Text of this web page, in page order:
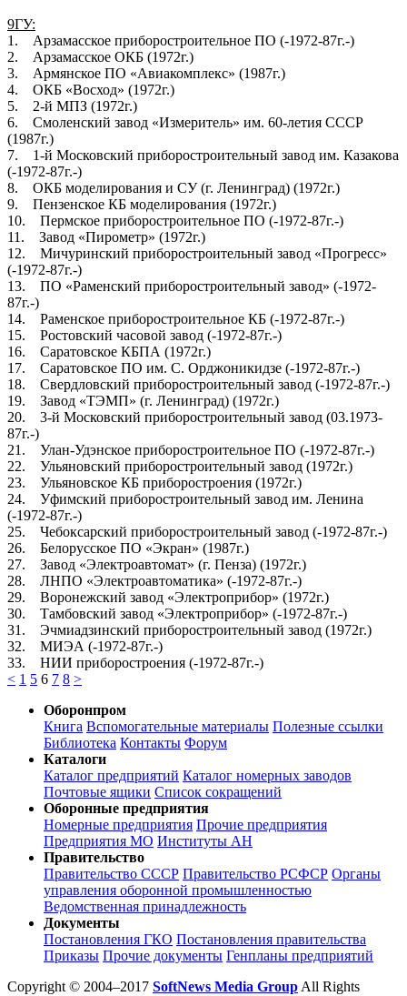
9ГУ:
1. Арзамасское приборостроительное ПО (-1972-87г.-)
2. Арзамасское ОКБ (1972г.)
3. Армянское ПО «Авиакомплекс» (1987г.)
4. ОКБ «Восход» (1972г.)
5. 2-й МПЗ (1972г.)
6. Смоленский завод «Измеритель» им. 60-летия СССР
(1987г.)
7. 1-й Московский приборостроительный завод им. Казакова
(-1972-87г.-)
8. ОКБ моделирования и СУ (г. Ленинград) (1972г.)
9. Пензенское КБ моделирования (1972г.)
10. Пермское приборостроительное ПО (-1972-87г.-)
11. Завод «Пирометр» (1972г.)
12. Мичуринский приборостроительный завод «Прогресс»
(-1972-87г.-)
13. ПО «Раменский приборостроительный завод» (-1972-
87г.-)
14. Раменское приборостроительное КБ (-1972-87г.-)
15. Ростовский часовой завод (-1972-87г.-)
16. Саратовское КБПА (1972г.)
17. Саратовское ПО им. С. Орджоникидзе (-1972-87г.-)
18. Свердловский приборостроительный завод (-1972-87г.-)
19. Завод «ТЭМП» (г. Ленинград) (1972г.)
20. 3-й Московский приборостроительный завод (03.1973-
87г.-)
21. Улан-Удэнское приборостроительное ПО (-1972-87г.-)
22. Ульяновский приборостроительный завод (1972г.)
23. Ульяновское КБ приборостроения (1972г.)
24. Уфимский приборостроительный завод им. Ленина
(-1972-87г.-)
25. Чебоксарский приборостроительный завод (-1972-87г.-)
26. Белорусское ПО «Экран» (1987г.)
27. Завод «Электроавтомат» (г. Пенза) (1972г.)
28. ЛНПО «Электроавтоматика» (-1972-87г.-)
29. Воронежский завод «Электроприбор» (1972г.)
30. Тамбовский завод «Электроприбор» (-1972-87г.-)
31. Эчмиадзинский приборостроительный завод (1972г.)
32. МИЭА (-1972-87г.-)
33. НИИ приборостроения (-1972-87г.-)
< 1 5 6 7 8 >
Оборонпром
Книга Вспомогательные материалы Полезные ссылки
Библиотека Контакты Форум
Каталоги
Каталог предприятий Каталог номерных заводов
Почтовые ящики Список сокращений
Оборонные предприятия
Номерные предприятия Прочие предприятия
Предприятия МО Институты АН
Правительство
Правительство СССР Правительство РСФСР Органы
управления оборонной промышленностью
Ведомственная принадлежность
Документы
Постановления ГКО Постановления правительства
Приказы Прочие документы Генпланы предприятий
Copyright © 2004–2017 SoftNews Media Group All Rights